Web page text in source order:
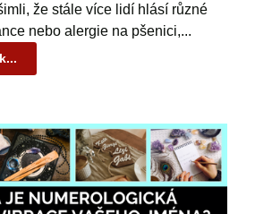
že stále více lidí hlásí různé
nebo alergie na pšenici,...